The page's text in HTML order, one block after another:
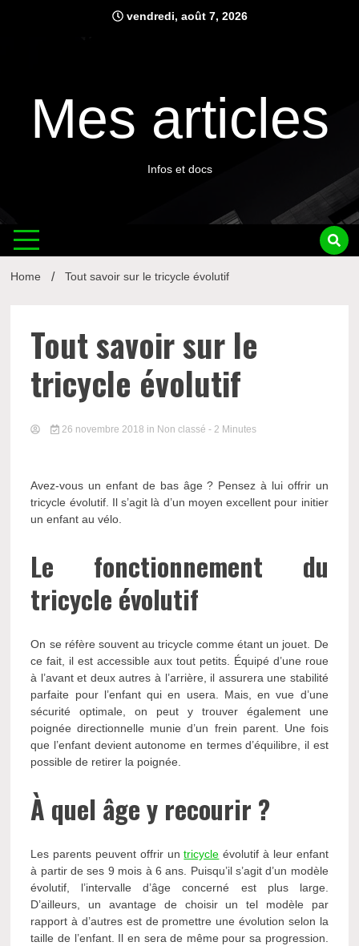
vendredi, août 7, 2026
Mes articles
Infos et docs
Home Tout savoir sur le tricycle évolutif
Tout savoir sur le
tricycle évolutif
26 novembre 2018 in Non classé - 2 Minutes
Avez-vous un enfant de bas âge ? Pensez à lui offrir un
tricycle évolutif. Il s’agit là d’un moyen excellent pour initier
un enfant au vélo.
Le fonctionnement du
tricycle évolutif
On se réfère souvent au tricycle comme étant un jouet. De
ce fait, il est accessible aux tout petits. Équipé d’une roue
à l’avant et deux autres à l’arrière, il assurera une stabilité
parfaite pour l’enfant qui en usera. Mais, en vue d’une
sécurité optimale, on peut y trouver également une
poignée directionnelle munie d’un frein parent. Une fois
que l’enfant devient autonome en termes d’équilibre, il est
possible de retirer la poignée.
À quel âge y recourir ?
Les parents peuvent offrir untricycle évolutif à leur enfant
à partir de ses 9 mois à 6 ans. Puisqu’il s’agit d’un modèle
évolutif, l’intervalle d’âge concerné est plus large.
D’ailleurs, un avantage de choisir un tel modèle par
rapport à d’autres est de promettre une évolution selon la
taille de l’enfant. Il en sera de même pour sa progression.